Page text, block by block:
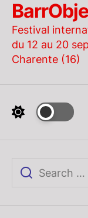
Skip
the
content
Festival
du 12 au 20
Charente (16)